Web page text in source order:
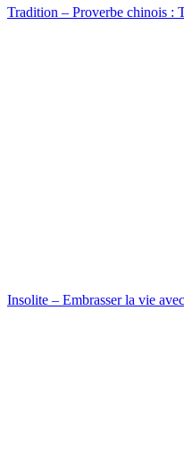
Tradition – Proverbe chinois :
Insolite – Embrasser la vie